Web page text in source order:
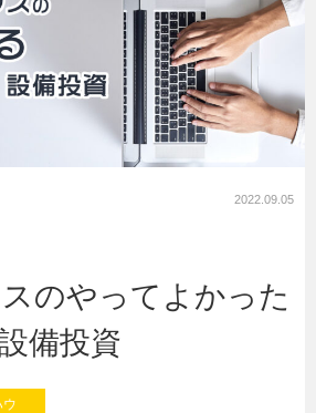
2022.09.05
のやってよかった
備投資
ウ